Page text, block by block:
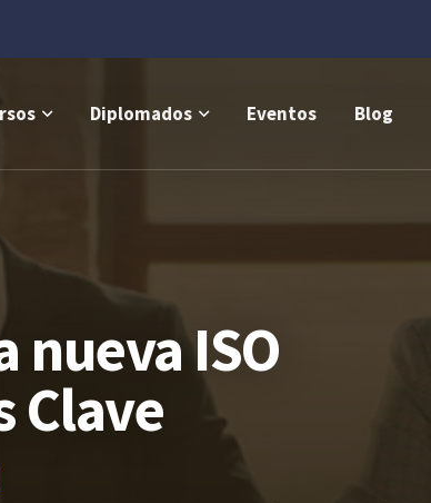
Diplomados Eventos Blog
nueva ISO
Clave